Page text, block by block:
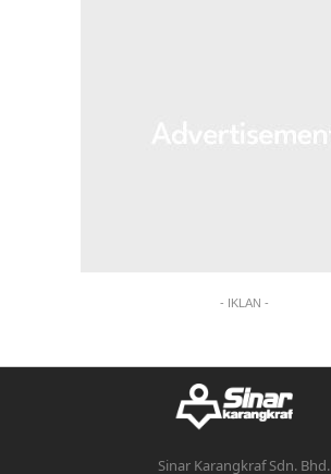
- IKLAN -
Sinar Karangkraf Sdn. Bhd.